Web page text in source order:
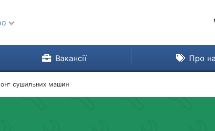
Вакансії Про
сушильних машин